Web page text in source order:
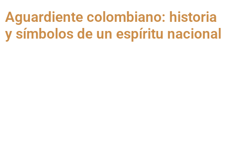
Aguardiente colombiano: historia
y símbolos de un espíritu nacional